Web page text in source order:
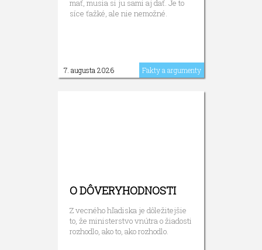
mať, musia si ju sami aj dať. Je to
síce ťažké, ale nie nemožné.
7. augusta 2026 Fakty a argumenty
O DÔVERYHODNOSTI
Z vecného hľadiska je dôležitejšie
to, že ministerstvo vnútra o žiadosti
rozhodlo, ako to, ako rozhodlo.